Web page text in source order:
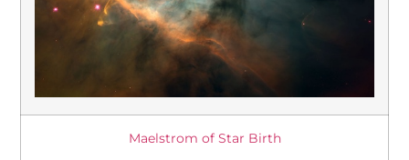
Maelstrom of Star Birth